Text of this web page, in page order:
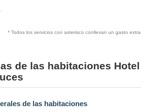
* Todos los servicios con asterisco conllevan un gasto extra
de las habitaciones Hotel
de las habitaciones